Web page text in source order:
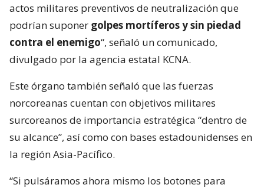
actos militares preventivos de neutralización que
podrían suponer golpes mortíferos y sin piedad
contra el enemigo“, señaló un comunicado,
divulgado por la agencia estatal KCNA.
Este órgano también señaló que las fuerzas
norcoreanas cuentan con objetivos militares
surcoreanos de importancia estratégica “dentro de
su alcance”, así como con bases estadounidenses en
la región Asia-Pacífico.
“Si pulsáramos ahora mismo los botones para